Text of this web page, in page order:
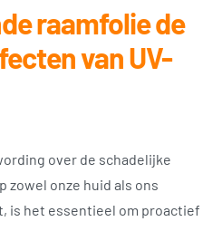
raamfolie de
van UV-
over de schadelijke
zowel onze huid als ons
is het essentieel om proactief